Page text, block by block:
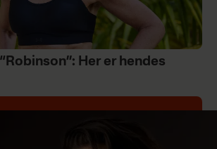
Her er hendes